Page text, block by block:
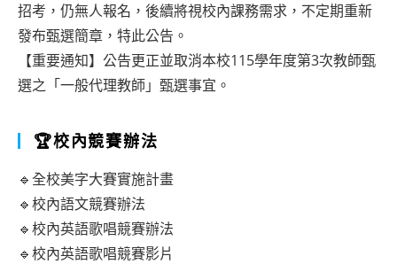
招考，仍無人報名，後續將視校內課務需求，不定期重新
發布甄選簡章，特此公告。
【重要通知】公告更正並取消本校115學年度第3次教師甄
選之「一般代理教師」甄選事宜。
🏆校內競賽辦法
🔹全校美字大賽實施計畫
🔹校內語文競賽辦法
🔹校內英語歌唱競賽辦法
🔹校內英語歌唱競賽影片